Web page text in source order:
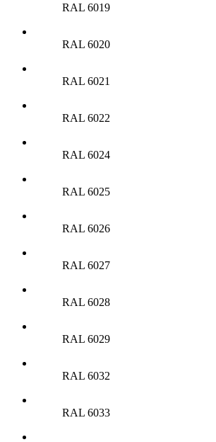
RAL 6019
RAL 6020
RAL 6021
RAL 6022
RAL 6024
RAL 6025
RAL 6026
RAL 6027
RAL 6028
RAL 6029
RAL 6032
RAL 6033